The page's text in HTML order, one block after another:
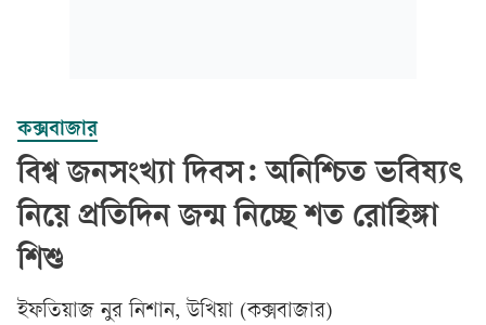
কক্সবাজার
বিশ্ব জনসংখ্যা দিবস: অনিশ্চিত ভবিষ্যৎ
নিয়ে প্রতিদিন জন্ম নিচ্ছে শত রোহিঙ্গা
শিশু
ইফতিয়াজ নুর নিশান, উখিয়া (কক্সবাজার)